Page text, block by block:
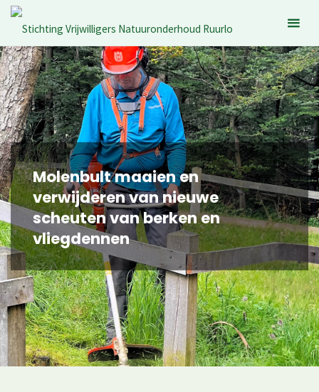
Ga
de
inhoud
Molenbult maaien en
verwijderen van nieuwe
scheuten van berken en
vliegdennen